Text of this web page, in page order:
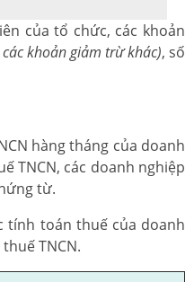
của tổ chức, các khoản
khoản giảm trừ khác), số
hàng tháng của doanh
TNCN, các doanh nghiệp
từ.
tính toán thuế của doanh
TNCN.